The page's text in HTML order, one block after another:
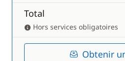
Total
Hors services obligatoires
Obtenir